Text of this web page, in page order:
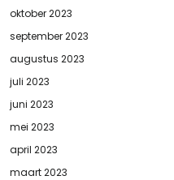
oktober 2023
september 2023
augustus 2023
juli 2023
juni 2023
mei 2023
april 2023
maart 2023